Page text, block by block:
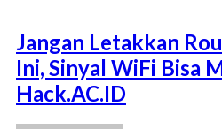
Jangan Letakkan
Ini, Sinyal WiFi Bisa
Hack.AC.ID